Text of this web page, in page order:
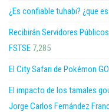
¿Es confiable tuhabi? ¿que
Recibirán Servidores
FSTSE 7,285
El City Safari de Pokémon
El impacto de los tamales
Jorge Carlos Fernández